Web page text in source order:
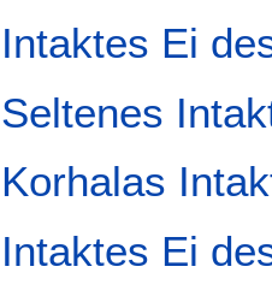
Intaktes Ei
Seltenes
Korhalas
Intaktes Ei